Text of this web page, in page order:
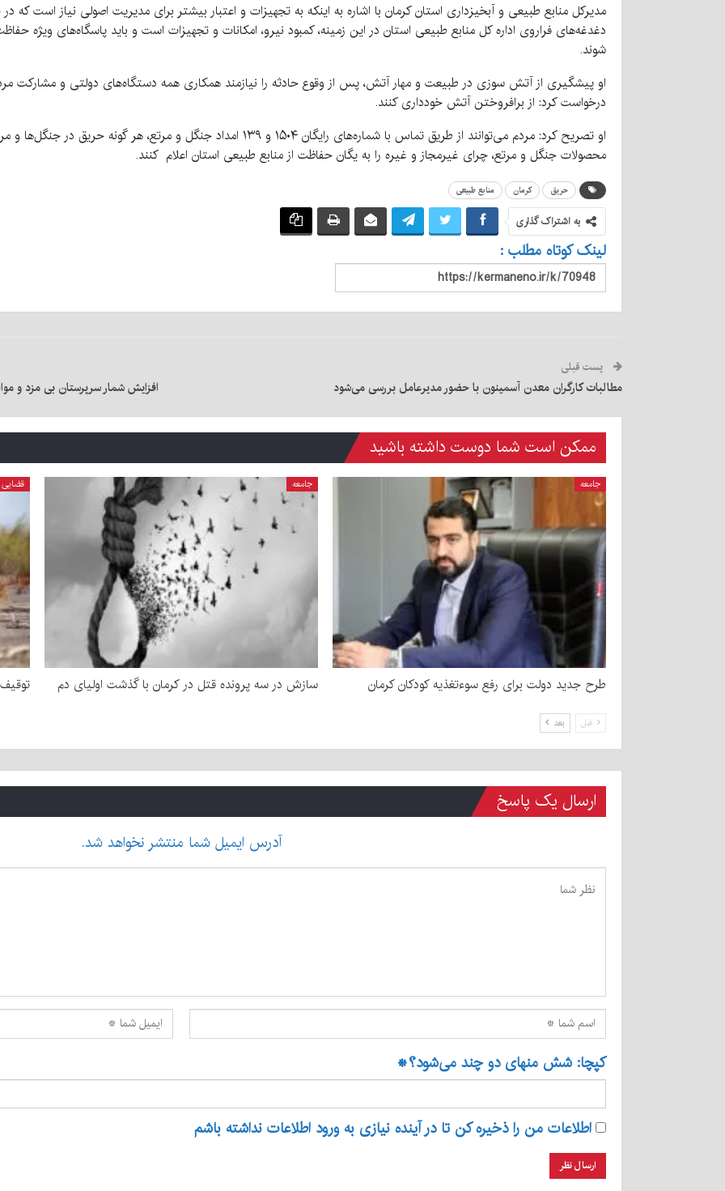
مدیرکل منابع طبیعی و آبخیزداری استان کرمان با اشاره به اینکه به تجهیزات و اعتبار بیشتر برای مدیریت اصولی نیاز است که
دغدغه‌های فراروی اداره کل منابع طبیعی استان در این زمینه، کمبود نیرو، امکانات و تجهیزات است و باید پاسگاه‌های ویژه
شوند.
او پیشگیری از آتش سوزی در طبیعت و مهار آتش، پس از وقوع حادثه را نیازمند همکاری همه دستگاه‌های دولتی و مشارکت
درخواست کرد: از برافروختن آتش خودداری کنند.
او تصریح کرد: مردم می‌توانند از طریق تماس با شماره‌های رایگان ۱۵۰۴ و ۱۳۹ امداد
محصولات جنگل و مرتع، چرای غیرمجاز و غیره را به یگان حفاظت از منابع طبیعی استان اعلام کنند.
حریق کرمان منابع طبیعی
به اشتراک گذاری
لینک کوتاه مطلب :
پست قبلی
مطالبات کارگران معدن آسمینون با حضور مدیرعامل بررسی می‌شود افزایش شمار سرپرستان بی مزد و مواجب|دختران ۱۵ساله‌ای که حتی
ممکن است شما دوست داشته باشید
جامعه
طرح جدید دولت برای رفع سوءتغذیه کودکان کرمان
جامعه
سازش در سه پرونده قتل در کرمان با گذشت اولیای دم
قضایی
توقیف ۷ تن چوب قاچاق تاغ در
قبل بعد
ارسال یک پاسخ
آدرس ایمیل شما منتشر نخواهد شد.
کپچا: شش منهای دو چند می‌شود؟*
اطلاعات من را ذخیره کن تا در آینده نیازی به ورود اطلاعات نداشته باشم